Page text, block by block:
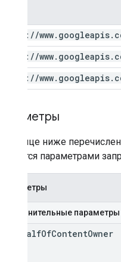
https: //www. googleapis.
https: //www. googleapis.
https: //www. googleapis.
Параметры
В таблице ниже
являются параметрами
Параметры
Дополнительные параметры
BehalfOfContentOwner